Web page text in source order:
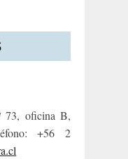
73, oficina B,
+56 2